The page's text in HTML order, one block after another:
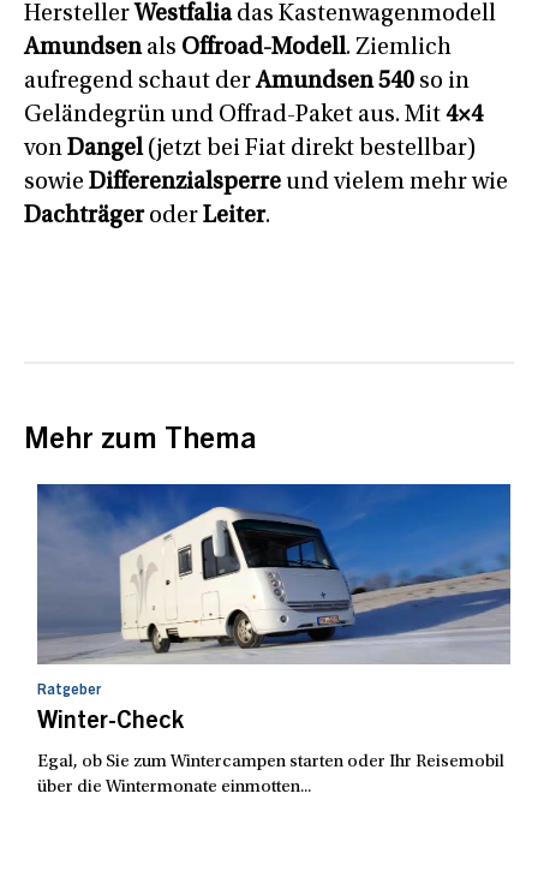
Hersteller Westfaliadas Kastenwagenmodell
Amundsenals Offroad-Modell. Ziemlich
aufregend schaut derAmundsen 540 so in
Geländegrün und Offrad-Paket aus. Mit 4×4
von Dangel(jetzt bei Fiat direkt bestellbar)
sowie Differenzialsperre und vielem mehr wie
Dachträgeroder Leiter.
Mehr zum Thema
Ratgeber
Winter-Check
Egal, ob Sie zum Wintercampen starten oder Ihr Reisemobil
über die Wintermonate einmotten...